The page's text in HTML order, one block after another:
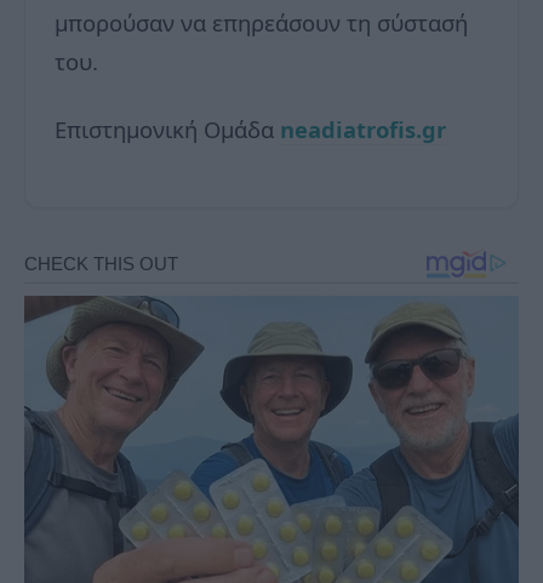
μπορούσαν να επηρεάσουν τη σύστασή
του.
Επιστημονική Ομάδα neadiatrofis.gr